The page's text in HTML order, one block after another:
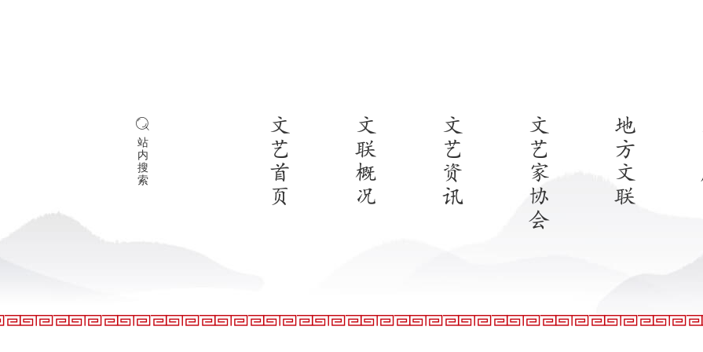
站
内
搜
索
文
艺
首
页
文
联
概
况
文
艺
资
讯
文
艺
家
协
会
地
方
文
联